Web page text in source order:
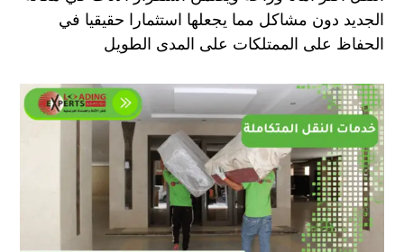
الجديد دون مشاكل مما يجعلها استثمارا حقيقيا في
الحفاظ على الممتلكات على المدى الطويل